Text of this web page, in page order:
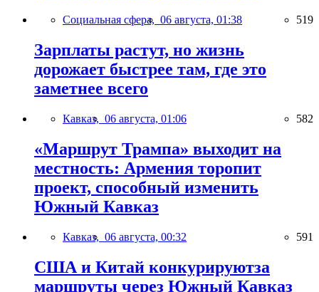
Социальная сфера, 06 августа, 01:38 519
Зарплаты растут, но жизнь
дорожает быстрее там, где это
заметнее всего
Кавказ, 06 августа, 01:06 582
«Маршрут Трампа» выходит на
местность: Армения торопит
проект, способный изменить
Южный Кавказ
Кавказ, 06 августа, 00:32 591
США и Китай конкурируютза
маршруты через Южный Кавказ